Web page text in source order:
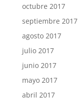
octubre 2017
septiembre 2017
agosto 2017
julio 2017
junio 2017
mayo 2017
abril 2017